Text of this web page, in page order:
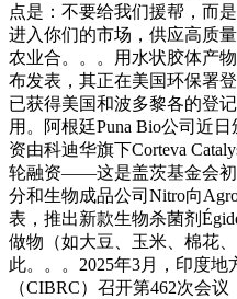
点是：不要给我们援帮，而
进入你们的市场，供应高质
农业合。。。用水状胶体产
布发表，其正在美国环保署
已获得美国和波多黎各的登
用。阿根廷Puna Bio公司近
资由科迪华旗下Corteva
轮融资——这是盖茨基金会初
分和生物成品公司Nitro向
表，推出新款生物杀菌剂
做物（如大豆、玉米、棉花
此。。。2025年3月，印度
（CIBRC）召开第462次会